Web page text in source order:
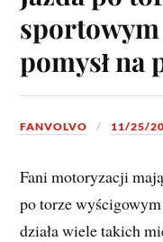
pomysł na
FANVOLVO 11/25/
Fani motoryzacji
po torze
działa wiele takich